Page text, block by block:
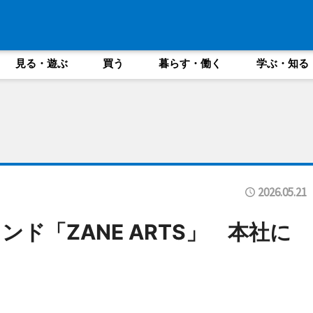
見る・遊ぶ 買う 暮らす・働く 学ぶ・知る
2026.05.21
ド「ZANE ARTS」 本社に